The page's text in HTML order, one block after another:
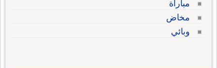
مباراة
مخاض
وبائي